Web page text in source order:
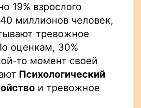
19% взрослого
миллионов человек,
тревожное
оценкам, 30%
то момент своей
Психологический
и тревожное